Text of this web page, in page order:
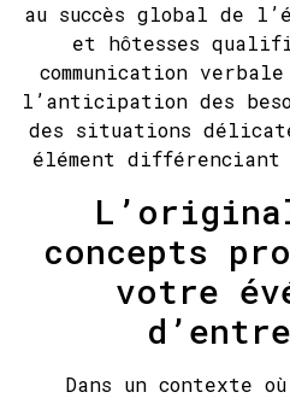
au succès global de
et hôtesses
communication
l’anticipation des
des situations
élément
concepts
votre
Dans un contexte